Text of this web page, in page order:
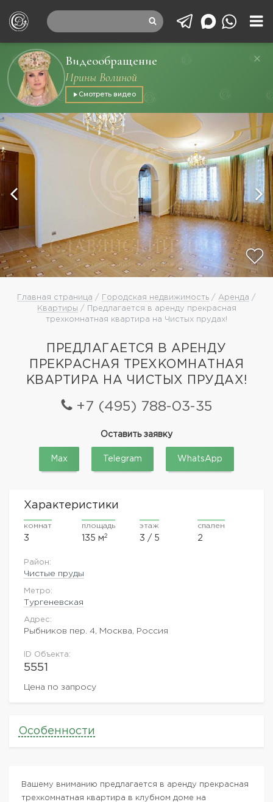
Видеообращение
Ирины Волиной
Смотреть видео
Главная страница / Городская недвижимость / Аренда /
Квартиры / Предлагается в аренду прекрасная
трехкомнатная квартира на Чистых прудах!
ПРЕДЛАГАЕТСЯ В АРЕНДУ
ПРЕКРАСНАЯ ТРЕХКОМНАТНАЯ
КВАРТИРА НА ЧИСТЫХ ПРУДАХ!
+7 (495) 788-03-35
Оставить заявку
Max Telegram WhatsApp
Характеристики
комнат
3
площадь
135 м2
этаж
3 / 5
спален
2
Район:
Чистые пруды
Метро:
Тургеневская
Адрес:
Рыбников пер. 4, Москва, Россия
ID Объекта:
5551
Цена по запросу
Особенности
Вашему вниманию предлагается в аренду прекрасная
трехкомнатная квартира в клубном доме на